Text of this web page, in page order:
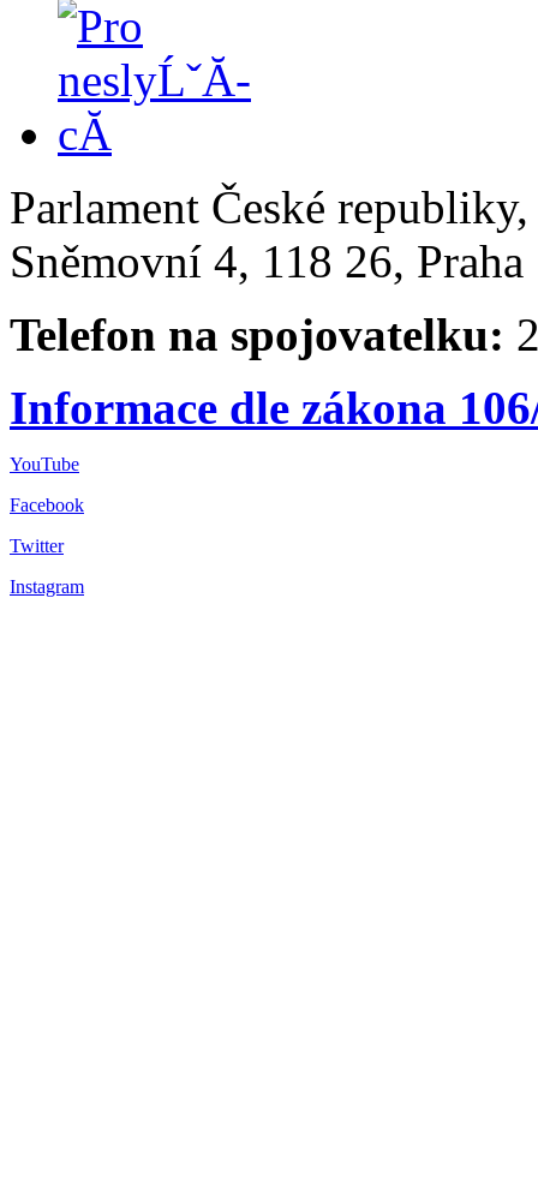
Parlament České
Sněmovní 4, 118 26,
Telefon na spojovatelku:
Informace dle zákona
YouTube
Facebook
Twitter
Instagram